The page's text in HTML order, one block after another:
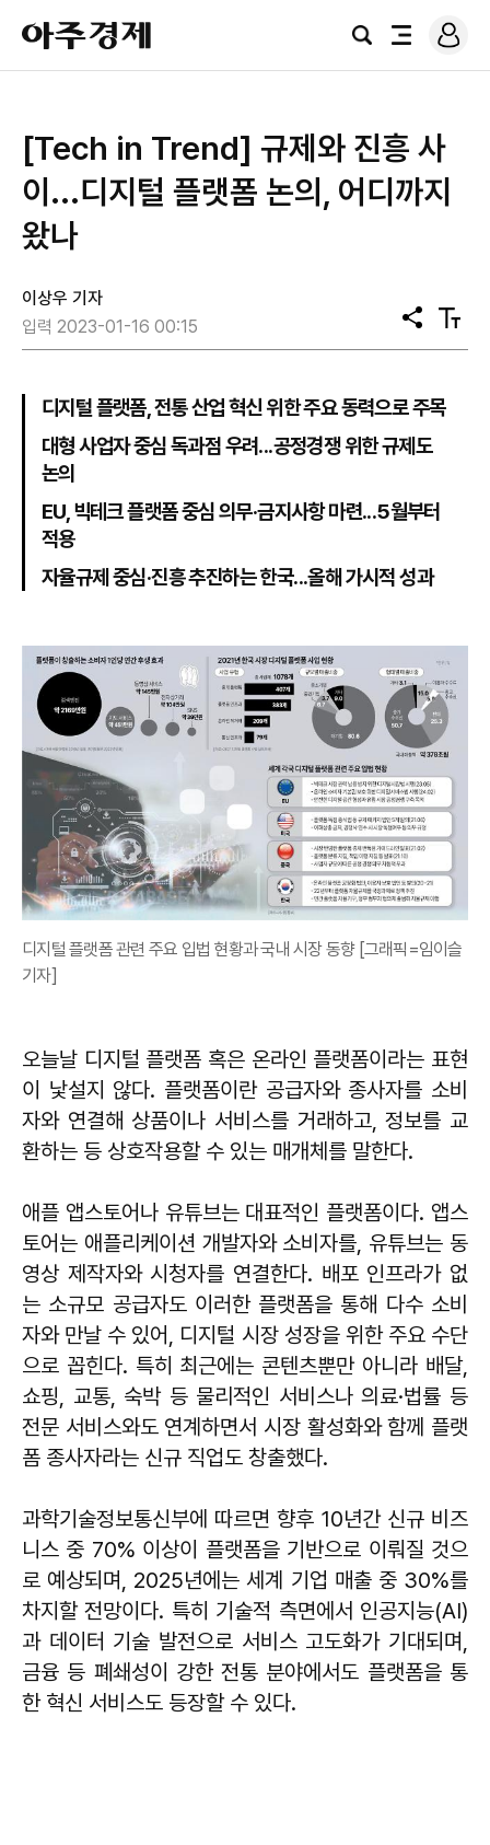
아
주
경
검
전
로
그
[Tech in Trend] 규제와 진흥 사
이...디지털 플랫폼 논의, 어디까지
왔나
이상우 기자
입력 2023-01-16 00:15
공
유
텍
스
디지털 플랫폼, 전통 산업 혁신 위한 주요 동력으로 주목
대형 사업자 중심 독과점 우려...공정경쟁 위한 규제도
논의
EU, 빅테크 플랫폼 중심 의무·금지사항 마련...5월부터
적용
자율규제 중심·진흥 추진하는 한국...올해 가시적 성과
디지털 플랫폼 관련 주요 입법 현황과 국내 시장 동향 [그래픽=임이슬
기자]
오늘날 디지털 플랫폼 혹은 온라인 플랫폼이라는 표현
이 낯설지 않다. 플랫폼이란 공급자와 종사자를 소비
자와 연결해 상품이나 서비스를 거래하고, 정보를 교
환하는 등 상호작용할 수 있는 매개체를 말한다.
애플 앱스토어나 유튜브는 대표적인 플랫폼이다. 앱스
토어는 애플리케이션 개발자와 소비자를, 유튜브는 동
영상 제작자와 시청자를 연결한다. 배포 인프라가 없
는 소규모 공급자도 이러한 플랫폼을 통해 다수 소비
자와 만날 수 있어, 디지털 시장 성장을 위한 주요 수단
으로 꼽힌다. 특히 최근에는 콘텐츠뿐만 아니라 배달,
쇼핑, 교통, 숙박 등 물리적인 서비스나 의료·법률 등
전문 서비스와도 연계하면서 시장 활성화와 함께 플랫
폼 종사자라는 신규 직업도 창출했다.
과학기술정보통신부에 따르면 향후 10년간 신규 비즈
니스 중 70% 이상이 플랫폼을 기반으로 이뤄질 것으
로 예상되며, 2025년에는 세계 기업 매출 중 30%를
차지할 전망이다. 특히 기술적 측면에서 인공지능(AI)
과 데이터 기술 발전으로 서비스 고도화가 기대되며,
금융 등 폐쇄성이 강한 전통 분야에서도 플랫폼을 통
한 혁신 서비스도 등장할 수 있다.